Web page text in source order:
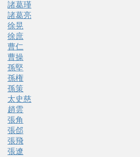
諸葛瑾
諸葛亮
徐晃
徐庶
曹仁
曹操
孫堅
孫権
孫策
太史慈
趙雲
張角
張郃
張飛
張遼